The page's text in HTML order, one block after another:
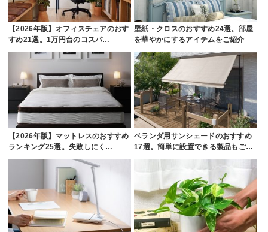
【2026年版】オフィスチェアのおす
すめ21選。1万円台のコスパ…
壁紙・クロスのおすすめ24選。部屋
を華やかにするアイテムをご紹介
【2026年版】マットレスのおすすめ
ランキング25選。失敗しにく…
ベランダ用サンシェードのおすすめ
17選。簡単に設置できる製品もご…